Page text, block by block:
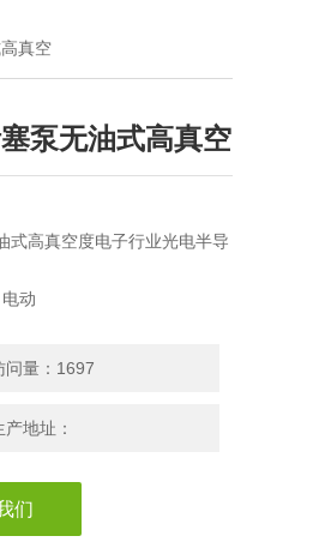
真空
泵无油式高真空
式高真空度电子行业光电半导
动
问量：1697
产地址：
们